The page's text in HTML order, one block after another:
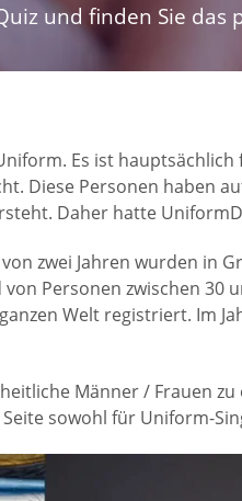
und finden Sie das
Es ist
Diese Personen haben
Daher hatte
zwei Jahren wurden
Personen zwischen
Welt registriert. Im
Männer / Frauen
sowohl für Uniform-